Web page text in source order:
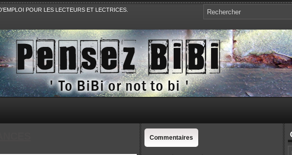
POUR LES LECTEURS ET LECTRICES.
la Politique, le Sport,. Avec Revue de presse et de blogs.
Commentaires